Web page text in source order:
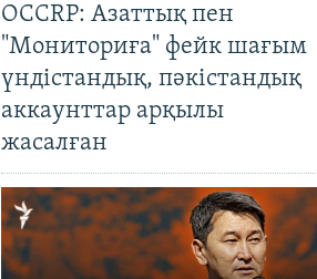
OCCRP: Азаттық пен
"Мониториға" фейк шағым
үндістандық, пәкістандық
аккаунттар арқылы
жасалған